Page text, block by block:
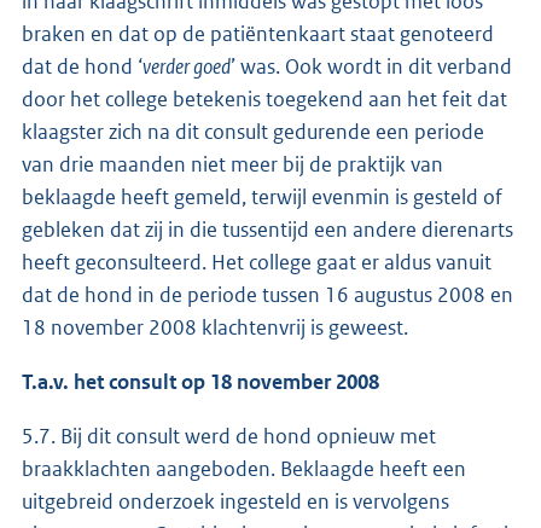
braken en dat op de patiëntenkaart staat genoteerd
dat de hond ‘verder goed’ was. Ook wordt in dit verband
door het college betekenis toegekend aan het feit dat
klaagster zich na dit consult gedurende een periode
van drie maanden niet meer bij de praktijk van
beklaagde heeft gemeld, terwijl evenmin is gesteld of
gebleken dat zij in die tussentijd een andere dierenarts
heeft geconsulteerd. Het college gaat er aldus vanuit
dat de hond in de periode tussen 16 augustus 2008 en
18 november 2008 klachtenvrij is geweest.
T.a.v. het consult op 18 november 2008
5.7. Bij dit consult werd de hond opnieuw met
braakklachten aangeboden. Beklaagde heeft een
uitgebreid onderzoek ingesteld en is vervolgens